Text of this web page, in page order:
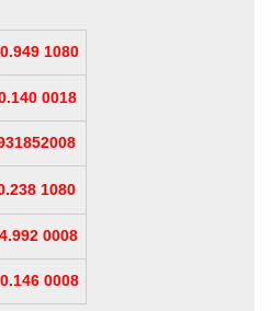
phong cách cổ điển, trang trọng,
cấp cao, cơ quan nhà nước hay
1080
0018
1080
0008
0008